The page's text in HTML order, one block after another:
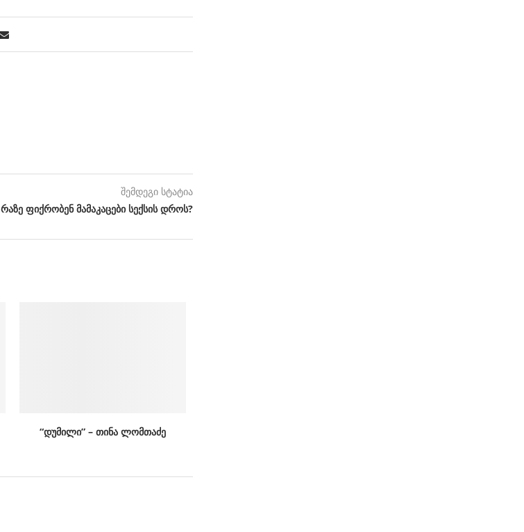
შემდეგი სტატია
რაზე ფიქრობენ მამაკაცები სექსის დროს?
“დუმილი” – თინა ლომთაძე